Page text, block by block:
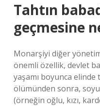
Tahtın
geçmesine
Monarşiyi diğer
önemli özellik, devlet
yaşamı boyunca elinde
ölümünden sonra,
(örneğin oğlu, kızı,